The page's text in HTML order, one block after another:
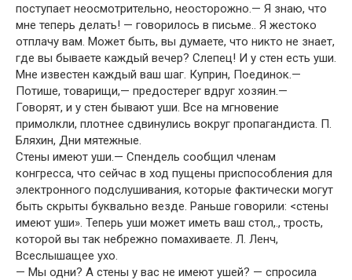
поступает неосмотрительно, неосторожно.— Я знаю, что
мне теперь делать! — говорилось в письме.. Я жестоко
отплачу вам. Может быть, вы думаете, что никто не знает,
где вы бываете каждый вечер? Слепец! И у стен есть уши.
Мне известен каждый ваш шаг. Куприн, Поединок.—
Потише, товарищи,— предостерег вдруг хозяин.—
Говорят, и у стен бывают уши. Все на мгновение
примолкли, плотнее сдвинулись вокруг пропагандиста. П.
Бляхин, Дни мятежные.
Стены имеют уши.— Спендель сообщил членам
конгресса, что сейчас в ход пущены приспособления для
электронного подслушивания, которые фактически могут
быть скрыты буквально везде. Раньше говорили: <стены
имеют уши». Теперь уши может иметь ваш стол,., трость,
которой вы так небрежно помахиваете. Л. Ленч,
Всеслышащее ухо.
— Мы одни? А стены у вас не имеют ушей? — спросила